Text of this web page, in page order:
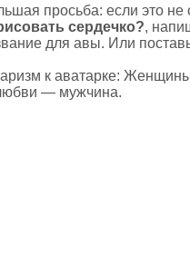
просьба: если это
сердечко?,
для авы. Или
к аватарке: Женщины
— мужчина.